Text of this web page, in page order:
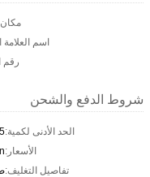
مكان
اسم العلامة
رقم
شروط الدفع والشحن
الحد الأدنى لكمية:5 مجموعات
الأسعار:
تفاصيل التغليف: